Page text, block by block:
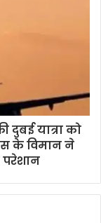
दुबई यात्रा को
के विमान ने
परेशान